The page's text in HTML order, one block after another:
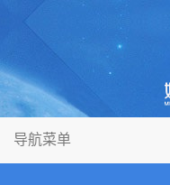
导航菜单